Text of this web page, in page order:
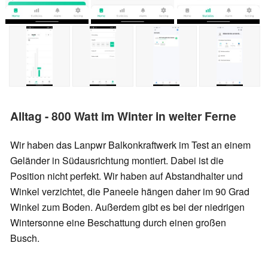
Alltag - 800 Watt im Winter in weiter Ferne
Wir haben das Lanpwr Balkonkraftwerk im Test an einem
Geländer in Südausrichtung montiert. Dabei ist die
Position nicht perfekt. Wir haben auf Abstandhalter und
Winkel verzichtet, die Paneele hängen daher im 90 Grad
Winkel zum Boden. Außerdem gibt es bei der niedrigen
Wintersonne eine Beschattung durch einen großen
Busch.